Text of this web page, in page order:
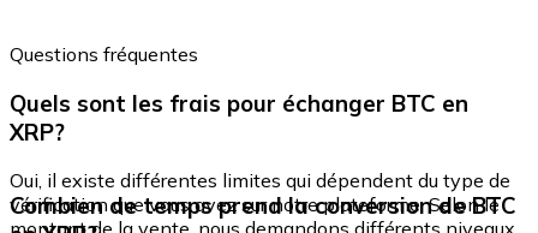
Questions fréquentes
Quels sont les frais pour échanger BTC en
XRP?
Oui, il existe différentes limites qui dépendent du type de
vérification que vous avez sur notre plateforme. Selon le
Combien de temps prend la conversion de BTC